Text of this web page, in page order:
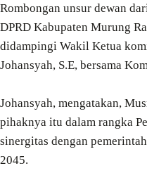
Rombongan unsur dewan
DPRD Kabupaten Murung
didampingi Wakil Ketua
Johansyah, S.E, bersama
Johansyah, mengatakan,
pihaknya itu dalam rangka
sinergitas dengan
2045.